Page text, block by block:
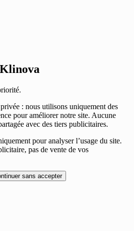
: nous utilisons uniquement des
pour améliorer notre site. Aucune
avec des tiers publicitaires.
pour analyser l’usage du site.
pas de vente de vos
sans accepter